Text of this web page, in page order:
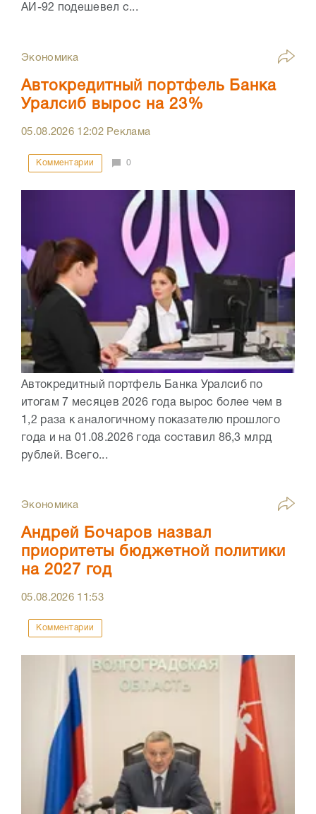
АИ-92 подешевел с...
Экономика
Автокредитный портфель Банка
Уралсиб вырос на 23%
05.08.2026 12:02Реклама
Комментарии 0
Автокредитный портфель Банка Уралсиб по
итогам 7 месяцев 2026 года вырос более чем в
1,2 раза к аналогичному показателю прошлого
года и на 01.08.2026 года составил 86,3 млрд
рублей. Всего...
Экономика
Андрей Бочаров назвал
приоритеты бюджетной политики
на 2027 год
05.08.2026 11:53
Комментарии